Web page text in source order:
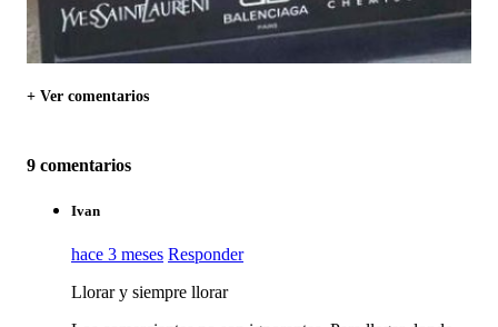
+ Ver comentarios
9 comentarios
Ivan
hace 3 meses Responder
Llorar y siempre llorar